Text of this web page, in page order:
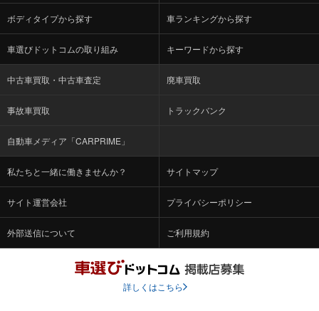
ボディタイプから探す 車ランキングから探す
車選びドットコムの取り組み キーワードから探す
中古車買取・中古車査定 廃車買取
事故車買取 トラックバンク
自動車メディア「CARPRIME」
私たちと一緒に働きませんか？ サイトマップ
サイト運営会社 プライバシーポリシー
外部送信について ご利用規約
詳しくはこちら